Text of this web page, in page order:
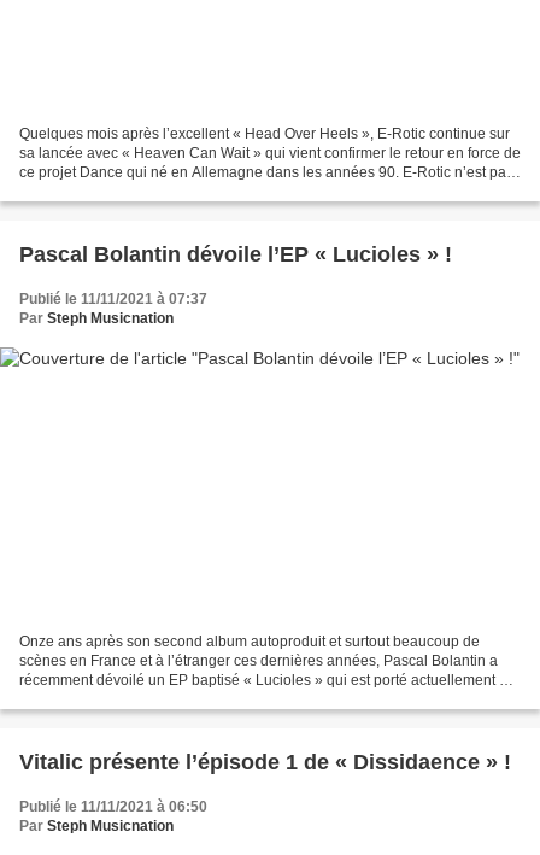
Quelques mois après l’excellent « Head Over Heels », E-Rotic continue sur
sa lancée avec « Heaven Can Wait » qui vient confirmer le retour en force de
ce projet Dance qui né en Allemagne dans les années 90. E-Rotic n’est pas
Pascal Bolantin dévoile l’EP « Lucioles » !
Publié le 11/11/2021 à 07:37
Par Steph Musicnation
Onze ans après son second album autoproduit et surtout beaucoup de
scènes en France et à l’étranger ces dernières années, Pascal Bolantin a
récemment dévoilé un EP baptisé « Lucioles » qui est porté actuellement par
Vitalic présente l’épisode 1 de « Dissidaence » !
Publié le 11/11/2021 à 06:50
Par Steph Musicnation